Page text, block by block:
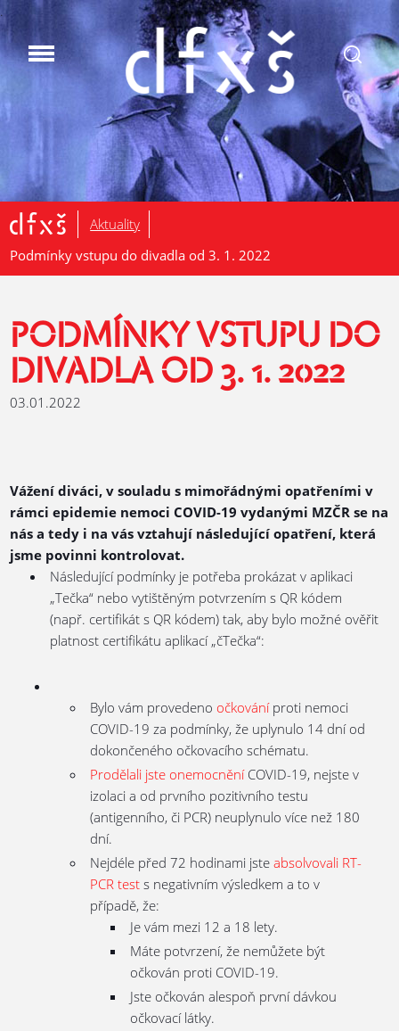
.
Aktuality
Podmínky vstupu do divadla od 3. 1. 2022
PODMÍNKY VSTUPU DO
DIVADLA OD 3. 1. 2022
03.01.2022
Vážení diváci, v souladu s mimořádnými opatřeními v
rámci epidemie nemoci COVID-19 vydanými MZČR se na
nás a tedy i na vás vztahují následující opatření, která
jsme povinni kontrolovat.
Následující podmínky je potřeba prokázat v aplikaci
„Tečka“ nebo vytištěným potvrzením s QR kódem
(např. certifikát s QR kódem) tak, aby bylo možné ověřit
platnost certifikátu aplikací „čTečka“:
Bylo vám provedeno očkováníproti nemoci
COVID-19 za podmínky, že uplynulo 14 dní od
dokončeného očkovacího schématu.
Prodělali jste onemocněníCOVID-19, nejste v
izolaci a od prvního pozitivního testu
(antigenního, či PCR) neuplynulo více než 180
dní.
Nejdéle před 72 hodinami jsteabsolvovali RT-
PCR test s negativním výsledkem a to v
případě, že:
Je vám mezi 12 a 18 lety.
Máte potvrzení, že nemůžete být
očkován proti COVID-19.
Jste očkován alespoň první dávkou
očkovací látky.